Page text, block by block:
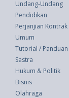
Undang-Undang
Pendidikan
Perjanjian Kontrak
Umum
Tutorial / Panduan
Sastra
Hukum & Politik
Bisnis
Olahraga